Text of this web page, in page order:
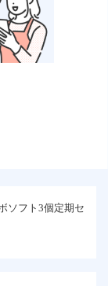
ソフト3個定期セ
サイズ）